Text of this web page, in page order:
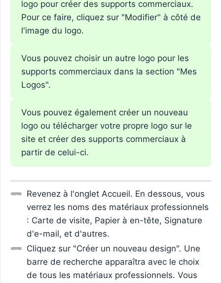
logo pour créer des supports commerciaux.
Pour ce faire, cliquez sur "Modifier" à côté de
l'image du logo.
Vous pouvez choisir un autre logo pour les
supports commerciaux dans la section "Mes
Logos".
Vous pouvez également créer un nouveau
logo ou télécharger votre propre logo sur le
site et créer des supports commerciaux à
partir de celui-ci.
Revenez à l'onglet Accueil. En dessous, vous
verrez les noms des matériaux professionnels
: Carte de visite, Papier à en-tête, Signature
d'e-mail, et d'autres.
Cliquez sur "Créer un nouveau design". Une
barre de recherche apparaîtra avec le choix
de tous les matériaux professionnels. Vous